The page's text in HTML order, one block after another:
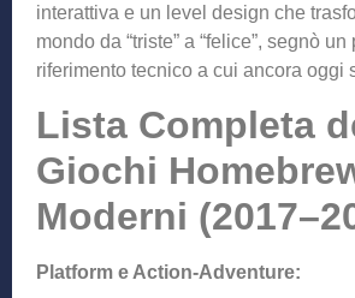
interattiva e un level design che
mondo da “triste” a “felice”, segnò un
riferimento tecnico a cui ancora oggi
Lista Completa
Giochi
Moderni
Platform e Action-Adventure: